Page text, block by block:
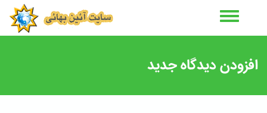
افزودن دیدگاه جدید